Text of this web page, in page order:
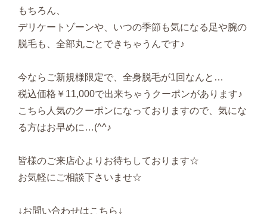
もちろん、
デリケートゾーンや、いつの季節も気になる足や腕の
脱毛も、全部丸ごとできちゃうんです♪
今ならご新規様限定で、全身脱毛が1回なんと…
税込価格￥11,000で出来ちゃうクーポンがあります♪
こちら人気のクーポンになっておりますので、気にな
る方はお早めに…(^^♪
皆様のご来店心よりお待ちしております☆
お気軽にご相談下さいませ☆
↓お問い合わせはこちら↓